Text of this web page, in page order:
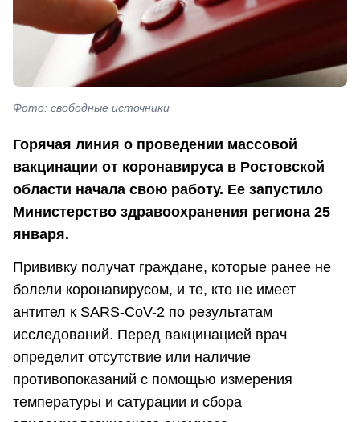
Фото: свободные источники
Горячая линия о проведении массовой
вакцинации от коронавируса в Ростовской
области начала свою работу. Ее запустило
Министерство здравоохранения региона 25
января.
Прививку получат граждане, которые ранее не
болели коронавирусом, и те, кто не имеет
антител к SARS-CoV-2 по результатам
исследований. Перед вакцинацией врач
определит отсутствие или наличие
противопоказаний с помощью измерения
температуры и сатурации и сбора